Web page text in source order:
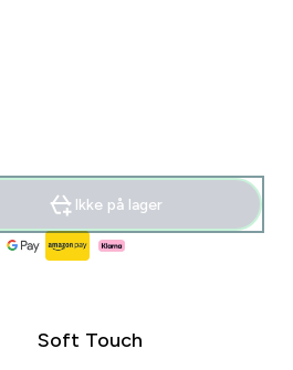
Ikke på lager
Soft Touch